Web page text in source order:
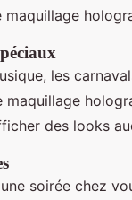
les
des looks
soirée chez